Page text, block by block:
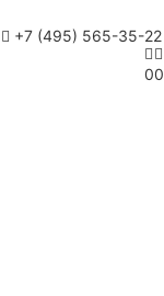
+7 (495) 565-35-22
00